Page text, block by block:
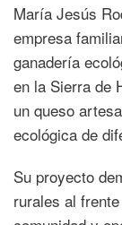
María Jesús
empresa
ganadería
en la Sierra de
un queso
ecológica de
Su proyecto
rurales al